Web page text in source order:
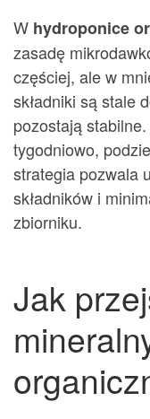
W hydroponice
zasadę
częściej, ale w
składniki są stale
pozostają
tygodniowo,
strategia pozwala
składników i
zbiorniku.
Jak